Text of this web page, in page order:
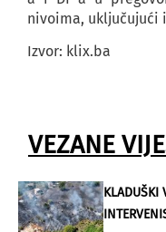
nivoima, uključujući
Izvor: klix.ba
VEZANE
KLADUŠKI